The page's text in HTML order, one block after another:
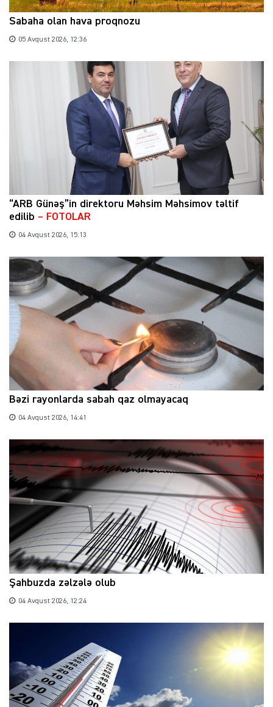
Sabaha olan hava proqnozu
05 Avqust 2026, 12:36
“ARB Günəş”in direktoru Məhsim Məhsimov təltif
edilib – FOTOLAR
04 Avqust 2026, 15:13
Bəzi rayonlarda sabah qaz olmayacaq
04 Avqust 2026, 14:41
Şahbuzda zəlzələ olub
04 Avqust 2026, 12:24